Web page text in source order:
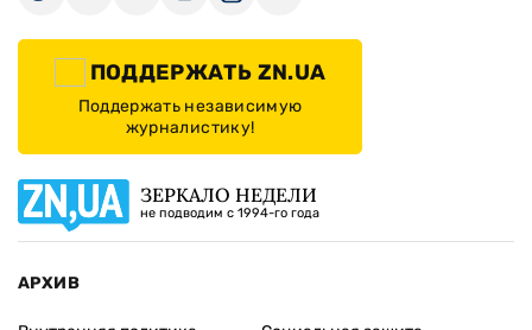
ПОДДЕРЖАТЬ ZN.UA
Поддержать независимую
журналистику!
ЗЕРКАЛО НЕДЕЛИ
не подводим с 1994-го года
АРХИВ